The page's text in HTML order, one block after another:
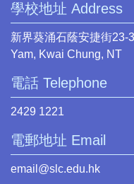
學校地址 Address
新界葵涌石蔭安捷街23-
Yam, Kwai Chung, NT
電話 Telephone
2429 1221
電郵地址 Email
email@slc.edu.hk